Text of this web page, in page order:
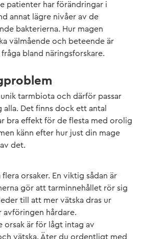
patienter har förändringar i
annat lägre nivåer av de
bakterierna. Hur magen
välmående och beteende är
bland näringsforskare.
tarmbiota och därför passar
Det finns dock ett antal
bra effekt för de flesta med orolig
känn efter hur just din mage
det.
orsaker. En viktig sådan är
gör att tarminnehållet rör sig
till att mer vätska dras ur
hårdare.
orsak är för lågt intag av
vätska. Äter du ordentligt med